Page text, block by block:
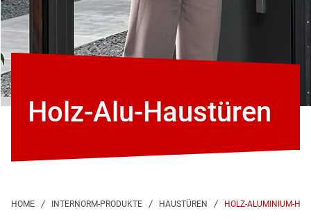
Holz-Alu-Haustüren
HOLZ-ALUMINIUM-